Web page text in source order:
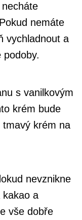
nemáte
vychladnout a
podoby.
s vanilkovým
krém bude
krém na
nevznikne
kakao a
vše dobře